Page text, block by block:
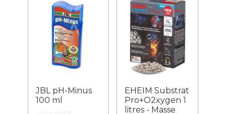
JBL pH-Minus
100 ml
EHEIM Substrat
Pro+O2xygen 1
litres - Masse